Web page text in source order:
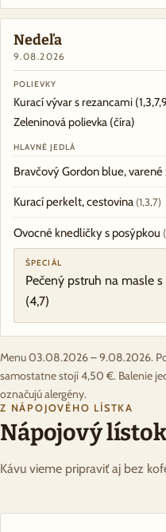
Nedeľa
9.08.2026
POLIEVKY
Kurací vývar s rezancami
Zeleninová polievka (číra)
HLAVNÉ JEDLÁ
Bravčový Gordon blue,
Kurací perkelt, cestovina (1,3,7)
Ovocné knedličky s posýpkou
ŠPECIÁL
Pečený pstruh na masle
(4,7)
Menu 03.08.2026 – 9.08.2026.
samostatne stojí 4,50 €. Balenie
označujú alergény.
Z NÁPOJOVÉHO LÍSTKA
Nápojový lístok
Kávu vieme pripraviť aj bez